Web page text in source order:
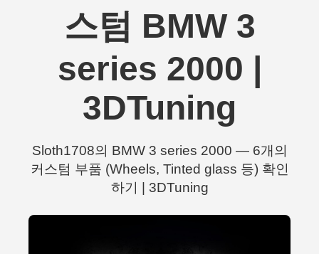
스텀 BMW 3
series 2000 |
3DTuning
Sloth1708의 BMW 3 series 2000 — 6개의
커스텀 부품 (Wheels, Tinted glass 등) 확인
하기 | 3DTuning